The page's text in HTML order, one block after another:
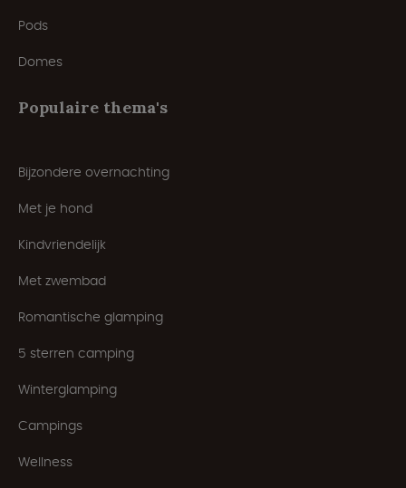
Pods
Domes
Populaire thema's
Bijzondere overnachting
Met je hond
Kindvriendelijk
Met zwembad
Romantische glamping
5 sterren camping
Winterglamping
Campings
Wellness